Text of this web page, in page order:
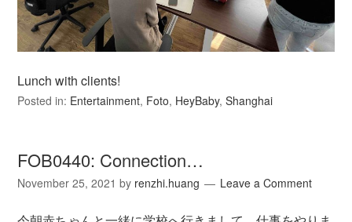
Lunch with clients!
Posted in: Entertainment, Foto, HeyBaby,Shanghai
FOB0440: Connection…
November 25, 2021 by renzhi.huang Leave a Comment